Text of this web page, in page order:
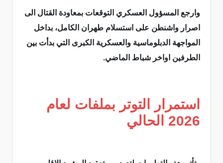
وارجع المسؤول العسكري التوقعات بمعاودة القتال الى
اصرار واشنطن على استسلام طهران الكامل، بداخل
المواجهة الدبلوماسية والعسكرية الكبرى التي بدأت بين
الطرفين اواخر شباط الماضي.
استمرار التوتر بملفات لعام
2026 الحالي